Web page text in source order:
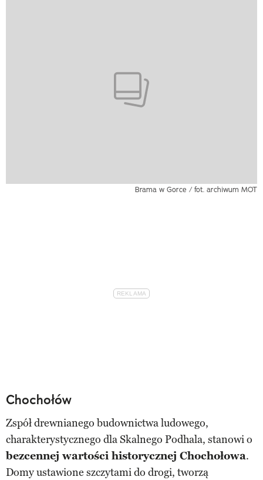
Brama w Gorce / fot. archiwum MOT
Chochołów
Zspół drewnianego budownictwa ludowego,
charakterystycznego dla Skalnego Podhala, stanowi o
bezcennej wartości historycznej Chochołowa.
Domy ustawione szczytami do drogi, tworzą